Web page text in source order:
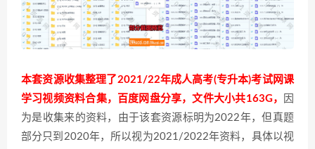
本套资源收集整理了2021/22年成人高考(专升本)考试网课
学习视频资料合集，百度网盘分享，文件大小共163G，
因
为是收集来的资料，由于该套资源标明为2022年，但真题
部分只到2020年，所以视为2021/2022年资料，具体以视